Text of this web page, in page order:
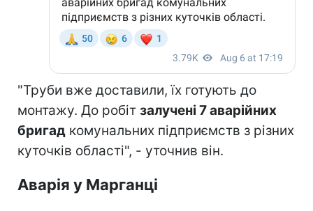
"Труби вже доставили, їх готують до
монтажу. До робіт залучені 7 аварійних
бригад комунальних підприємств з різних
куточків області", - уточнив він.
Аварія у Марганці